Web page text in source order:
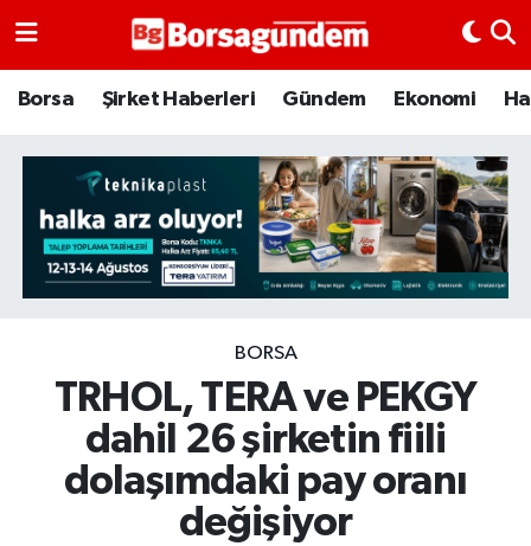
Borsa Şirket Haberleri Gündem Ekonomi
BORSA
TRHOL, TERA ve PEKGY
dahil 26 şirketin fiili
dolaşımdaki pay oranı
değişiyor
Borsa
Emtia
Galeri
Bitcoin
Şirket Haberleri
Borsa Gundem